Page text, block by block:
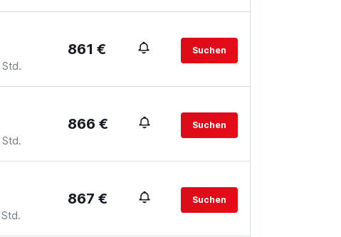
Std.
861 € Suchen
Std.
866 € Suchen
Std.
867 € Suchen